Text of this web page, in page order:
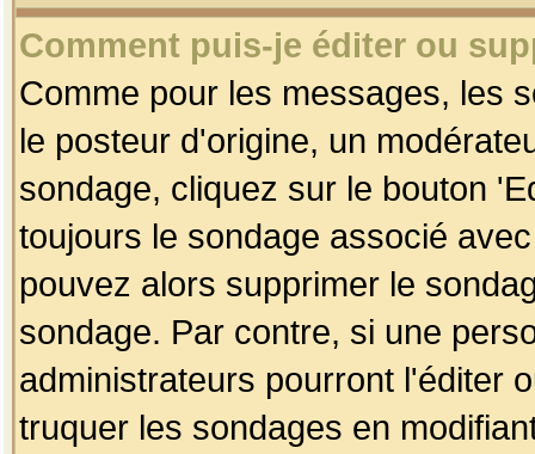
Comment puis-je éditer ou
Comme pour les messages, les
le posteur d'origine, un
sondage, cliquez sur le bouton
toujours le sondage associé
pouvez alors supprimer le
sondage. Par contre, si une
administrateurs pourront l'éditer
truquer les sondages en